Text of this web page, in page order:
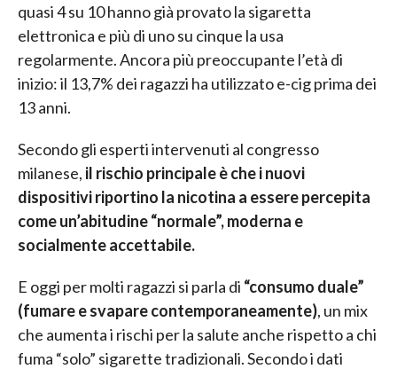
quasi 4 su 10 hanno già provato la sigaretta
elettronica e più di uno su cinque la usa
regolarmente. Ancora più preoccupante l’età di
inizio: il 13,7% dei ragazzi ha utilizzato e-cig prima dei
13 anni.
Secondo gli esperti intervenuti al congresso
milanese, il rischio principale è che i nuovi
dispositivi riportino la nicotina a essere percepita
come un’abitudine “normale”, moderna e
socialmente accettabile.
E oggi per molti ragazzi si parla di “consumo duale”
(fumare e svapare contemporaneamente), un mix
che aumenta i rischi per la salute anche rispetto a chi
fuma “solo” sigarette tradizionali. Secondo i dati